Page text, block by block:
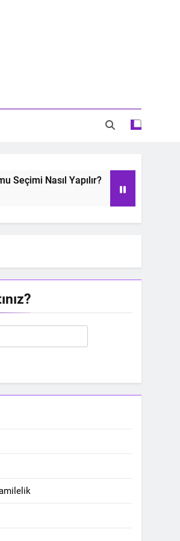
Nasıl Yapılır?